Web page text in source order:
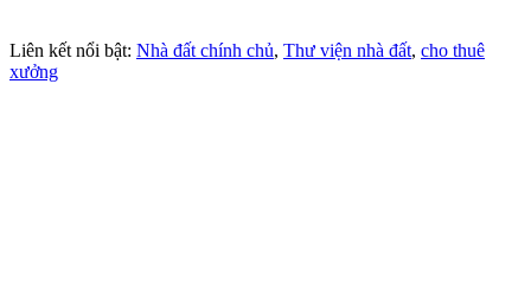
Liên kết nổi bật: Nhà đất chính chủ, Thư viện nhà đất, cho thuê
xưởng